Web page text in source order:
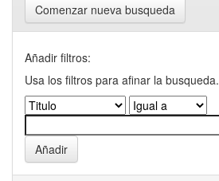
Comenzar nueva busqueda
Añadir filtros:
Usa los filtros para afinar la busqueda.